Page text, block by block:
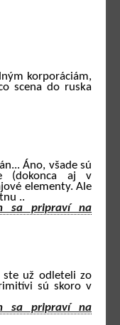
korporáciám,
scena do ruska
Áno, všade sú
(dokonca aj v
elementy. Ale
..
sa pripraví na
ste už odleteli zo
sú skoro v
sa pripraví na